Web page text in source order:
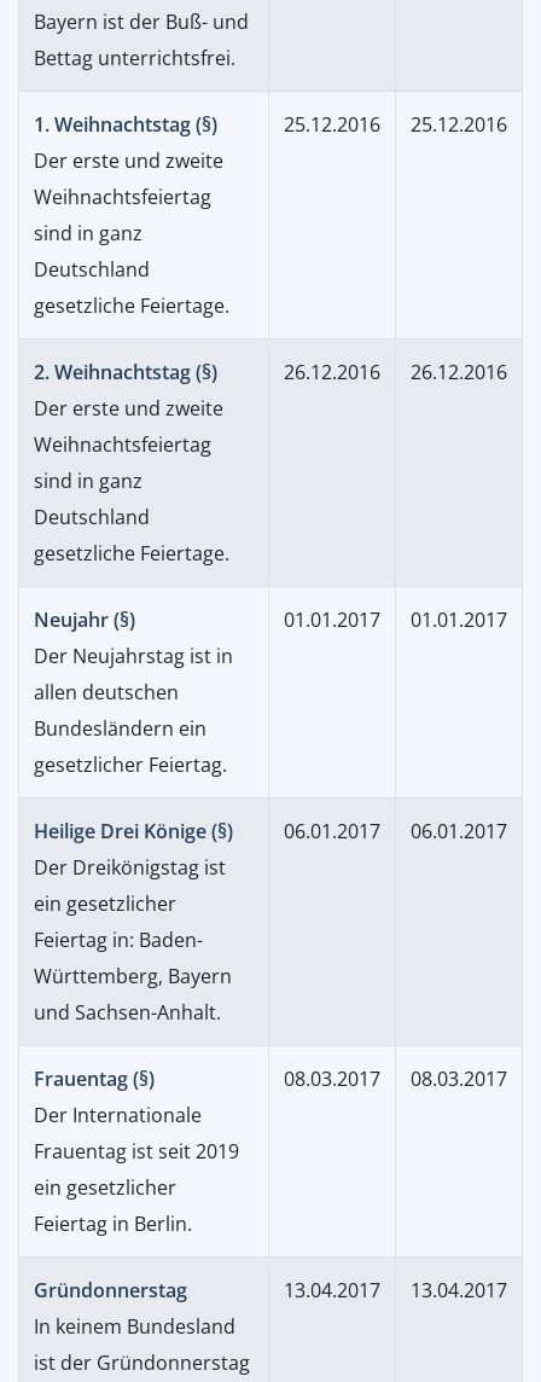
Bayern ist der Buß- und
Bettag unterrichtsfrei.
1. Weihnachtstag (§)
Der erste und zweite
Weihnachtsfeiertag
sind in ganz
Deutschland
gesetzliche Feiertage.
25.12.2016 25.12.2016
2. Weihnachtstag (§)
Der erste und zweite
Weihnachtsfeiertag
sind in ganz
Deutschland
gesetzliche Feiertage.
26.12.2016 26.12.2016
Neujahr (§)
Der Neujahrstag ist in
allen deutschen
Bundesländern ein
gesetzlicher Feiertag.
01.01.2017 01.01.2017
Heilige Drei Könige (§)
Der Dreikönigstag ist
ein gesetzlicher
Feiertag in: Baden-
Württemberg, Bayern
und Sachsen-Anhalt.
06.01.2017 06.01.2017
Frauentag (§)
Der Internationale
Frauentag ist seit 2019
ein gesetzlicher
Feiertag in Berlin.
08.03.2017 08.03.2017
Gründonnerstag
In keinem Bundesland
ist der Gründonnerstag
13.04.2017 13.04.2017